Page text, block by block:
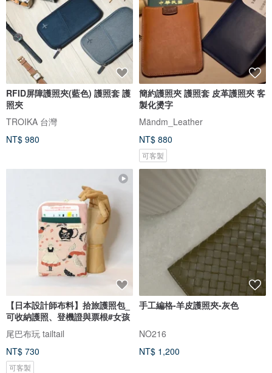
RFID屏障護照夾(藍色) 護照套 護
照夾
TROIKA 台灣
NT$ 980
簡約護照夾 護照套 皮革護照夾 客
製化燙字
Mändm_Leather
NT$ 880
可客製
【日本設計師布料】拾旅護照包_
可收納護照、登機證與票根#女孩
尾巴布玩 tailtail
NT$ 730
可客製
手工編格-羊皮護照夾-灰色
NO216
NT$ 1,200